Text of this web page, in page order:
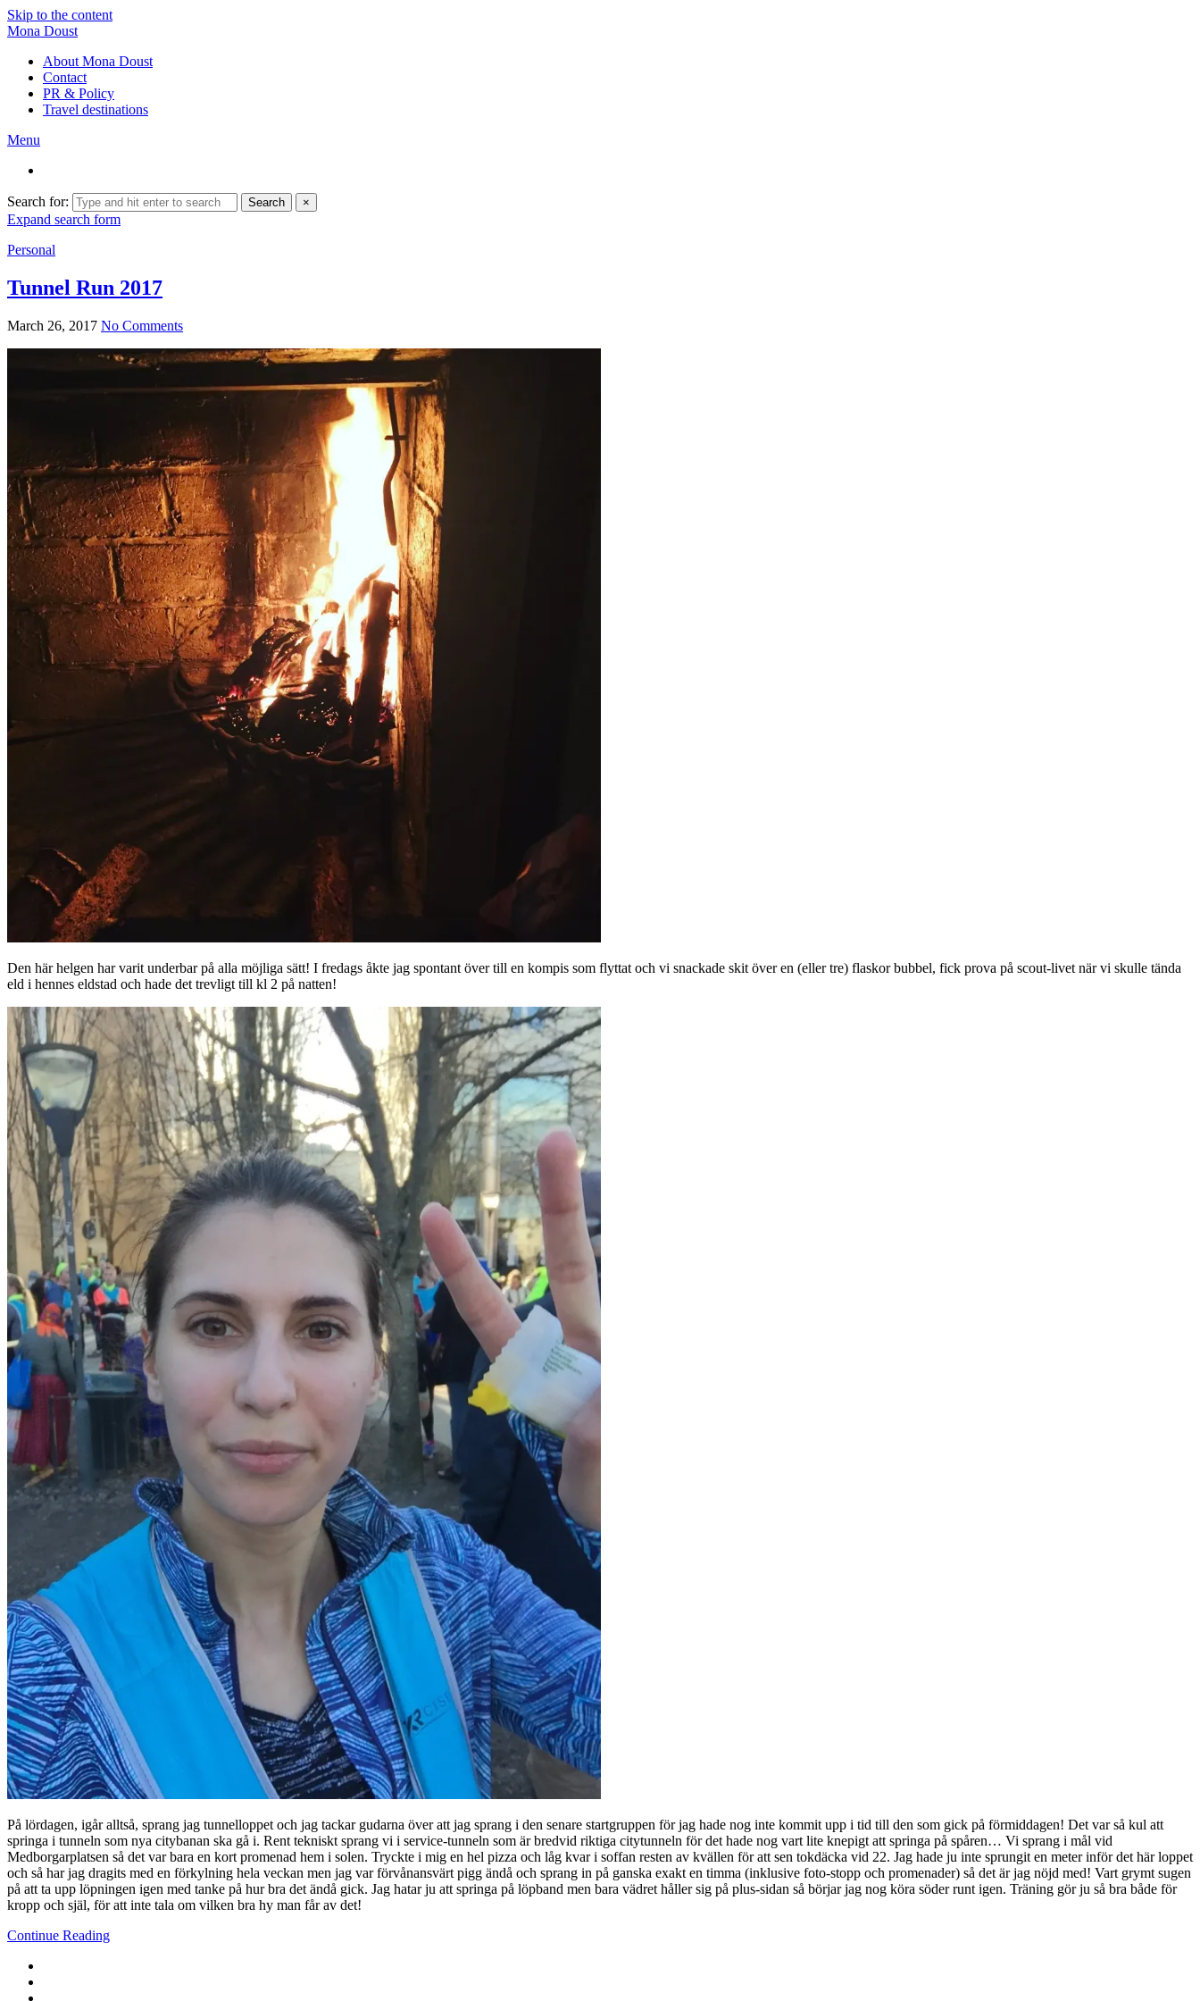
Skip to the content
Mona Doust
About Mona Doust
Contact
PR & Policy
Travel destinations
Menu
Search for: Search ×
Expand search form
Personal
Tunnel Run 2017
March 26, 2017 No Comments
Den här helgen har varit underbar på alla möjliga sätt! I fredags åkte jag spontant över till en kompis som flyttat och vi snackade skit över en (eller tre) flaskor bubbel, fick prova på scout-livet när vi skulle tända
eld i hennes eldstad och hade det trevligt till kl 2 på natten!
På lördagen, igår alltså, sprang jag tunnelloppet och jag tackar gudarna över att jag sprang i den senare startgruppen för jag hade nog inte kommit upp i tid till den som gick på förmiddagen! Det var så kul att
springa i tunneln som nya citybanan ska gå i. Rent tekniskt sprang vi i service-tunneln som är bredvid riktiga citytunneln för det hade nog vart lite knepigt att springa på spåren… Vi sprang i mål vid
Medborgarplatsen så det var bara en kort promenad hem i solen. Tryckte i mig en hel pizza och låg kvar i soffan resten av kvällen för att sen tokdäcka vid 22. Jag hade ju inte sprungit en meter inför det här loppet
och så har jag dragits med en förkylning hela veckan men jag var förvånansvärt pigg ändå och sprang in på ganska exakt en timma (inklusive foto-stopp och promenader) så det är jag nöjd med! Vart grymt sugen
på att ta upp löpningen igen med tanke på hur bra det ändå gick. Jag hatar ju att springa på löpband men bara vädret håller sig på plus-sidan så börjar jag nog köra söder runt igen. Träning gör ju så bra både för
kropp och själ, för att inte tala om vilken bra hy man får av det!
Continue Reading